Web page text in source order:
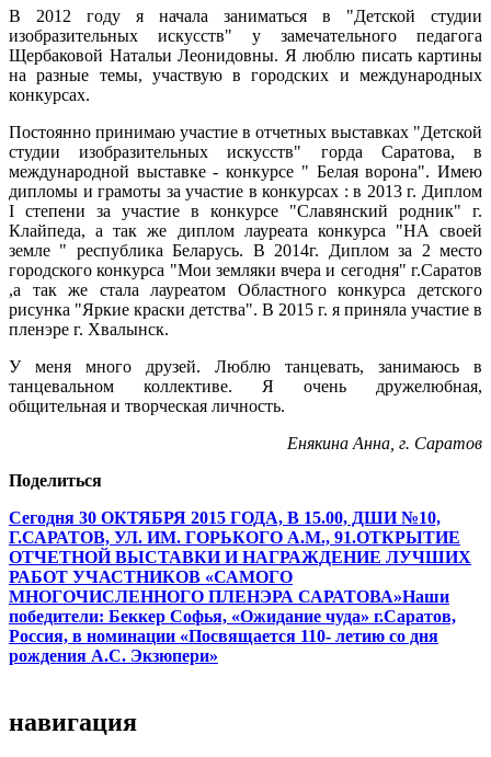
В 2012 году я начала заниматься в "Детской студии
изобразительных искусств" у замечательного педагога
Щербаковой Натальи Леонидовны. Я люблю писать картины
на разные темы, участвую в городских и международных
конкурсах.
Постоянно принимаю участие в отчетных выставках "Детской
студии изобразительных искусств" горда Саратова, в
международной выставке - конкурсе " Белая ворона". Имею
дипломы и грамоты за участие в конкурсах : в 2013 г. Диплом
I степени за участие в конкурсе "Славянский родник" г.
Клайпеда, а так же диплом лауреата конкурса "НА своей
земле " республика Беларусь. В 2014г. Диплом за 2 место
городского конкурса "Мои земляки вчера и сегодня" г.Саратов
,а так же стала лауреатом Областного конкурса детского
рисунка "Яркие краски детства". В 2015 г. я приняла участие в
пленэре г. Хвалынск.
У меня много друзей. Люблю танцевать, занимаюсь в
танцевальном коллективе. Я очень дружелюбная,
общительная и творческая личность.
Енякина Анна, г. Саратов
Поделиться
Сегодня 30 ОКТЯБРЯ 2015 ГОДА, В 15.00, ДШИ №10,
Г.САРАТОВ, УЛ. ИМ. ГОРЬКОГО А.М., 91.ОТКРЫТИЕ
ОТЧЕТНОЙ ВЫСТАВКИ И НАГРАЖДЕНИЕ ЛУЧШИХ
РАБОТ УЧАСТНИКОВ «САМОГО
МНОГОЧИСЛЕННОГО ПЛЕНЭРА САРАТОВА»Наши
победители: Беккер Софья, «Ожидание чуда» г.Саратов,
Россия, в номинации «Посвящается 110- летию со дня
рождения А.С. Экзюпери»
навигация